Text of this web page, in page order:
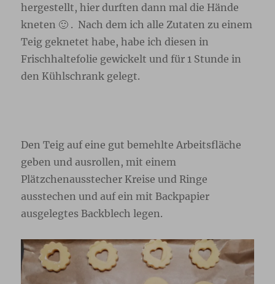
hergestellt, hier durften dann mal die Hände
kneten 🙂 . Nach dem ich alle Zutaten zu einem
Teig geknetet habe, habe ich diesen in
Frischhaltefolie gewickelt und für 1 Stunde in
den Kühlschrank gelegt.
Den Teig auf eine gut bemehlte Arbeitsfläche
geben und ausrollen, mit einem
Plätzchenausstecher Kreise und Ringe
ausstechen und auf ein mit Backpapier
ausgelegtes Backblech legen.